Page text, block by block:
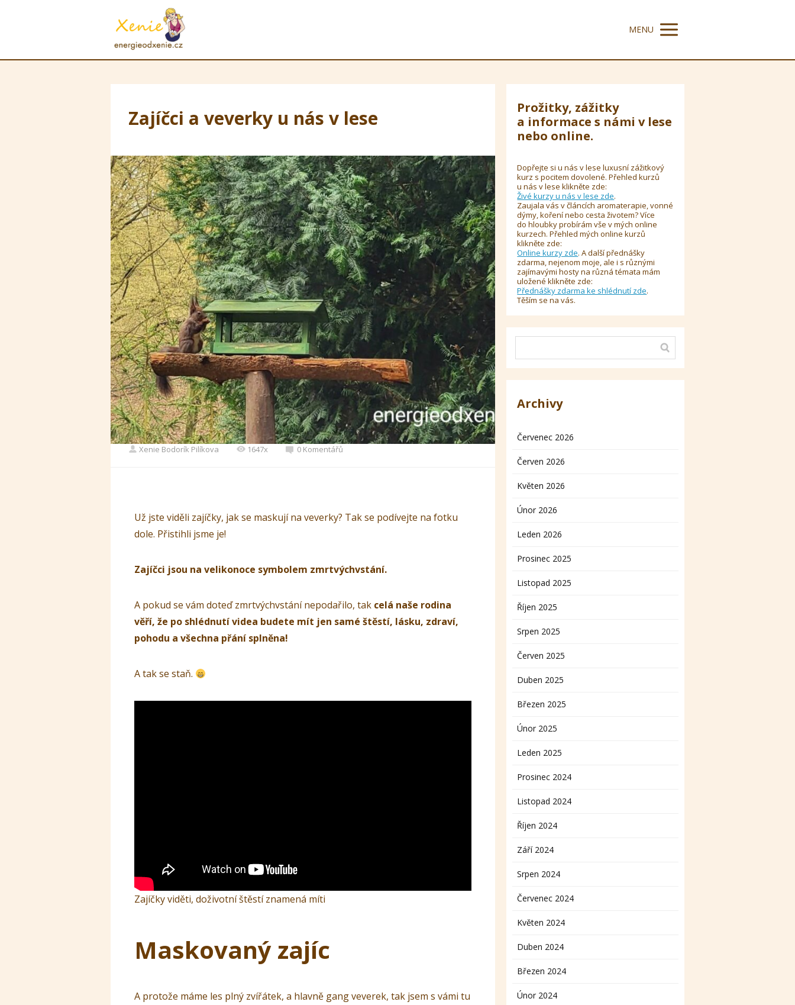
MENU
Zajíčci a veverky u nás v lese
Xenie Bodorík Pilíkova 1647x 0 Komentářů
Už jste viděli zajíčky, jak se maskují na veverky? Tak se podívejte na fotku
dole. Přistihli jsme je!
Zajíčci jsou na velikonoce symbolem zmrtvýchvstání.
A pokud se vám doteď zmrtvýchvstání nepodařilo, tak celá naše rodina
věří, že po shlédnutí videa budete mít jen samé štěstí, lásku, zdraví,
pohodu a všechna přání splněna!
A tak se staň.
Zajíčky viděti, doživotní štěstí znamená míti
Maskovaný zajíc
A protože máme les plný zvířátek, a hlavně gang veverek, tak jsem s vámi tu
Prožitky, zážitky
a informace s námi v lese
nebo online.
Dopřejte si u nás v lese luxusní zážitkový
kurz s pocitem dovolené. Přehled kurzů
u nás v lese klikněte zde:
Živé kurzy u nás v lese zde.
Zaujala vás v článcích aromaterapie, vonné
dýmy, koření nebo cesta životem? Více
do hloubky probírám vše v mých online
kurzech. Přehled mých online kurzů
klikněte zde:
Online kurzy zde. A další přednášky
zdarma, nejenom moje, ale i s různými
zajímavými hosty na různá témata mám
uložené klikněte zde:
Přednášky zdarma ke shlédnutí zde.
Těším se na vás.
Archivy
Červenec 2026
Červen 2026
Květen 2026
Únor 2026
Leden 2026
Prosinec 2025
Listopad 2025
Říjen 2025
Srpen 2025
Červen 2025
Duben 2025
Březen 2025
Únor 2025
Leden 2025
Prosinec 2024
Listopad 2024
Říjen 2024
Září 2024
Srpen 2024
Červenec 2024
Květen 2024
Duben 2024
Březen 2024
Únor 2024